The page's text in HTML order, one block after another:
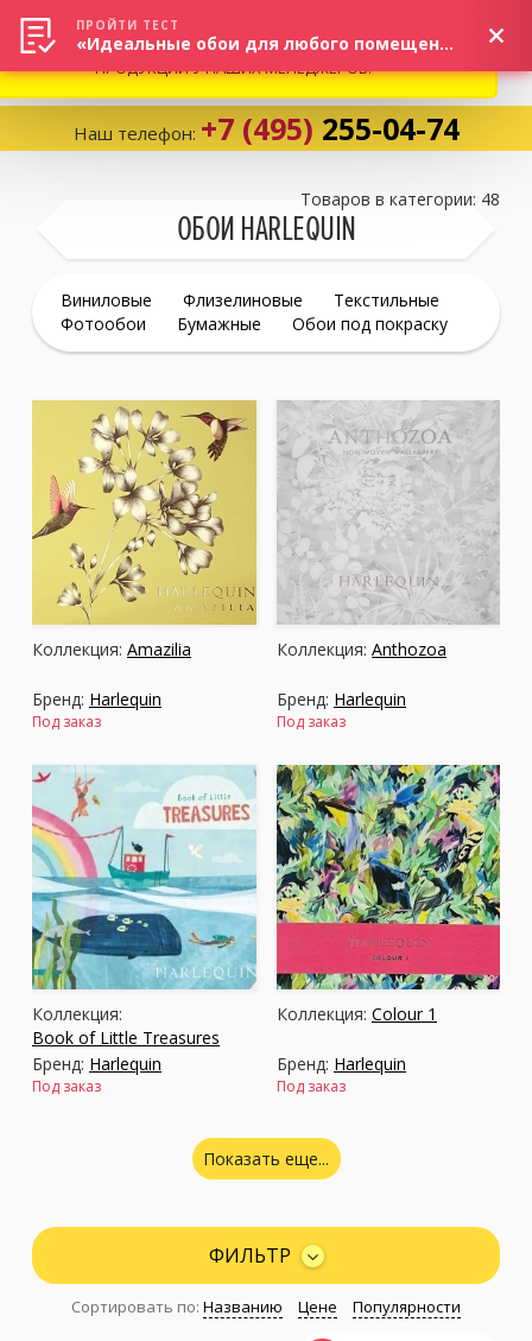
Избранное:0 товаров
Компания
Личный кабинет
Москва (сменить город)
Заказать обратный звонок
Наш телефон: +7 (495) 255-04-74
ОБОИ HARLEQUIN
Виниловые Флизелиновые
Текстильные
Фотообои
Бумажные Обои под покраску
Коллекция: Amazilia
Бренд: Harlequin
Под заказ
Коллекция: Anthozoa
Бренд: Harlequin
Под заказ
Коллекция:
Book of Little Treasures
Бренд: Harlequin
Под заказ
Коллекция: Colour 1
Бренд: Harlequin
Под заказ
Показать еще...
Товаров в категории: 48
ФИЛЬТР
Сортировать по: Названию Цене Популярности
ВНИМАНИЕ! В СВЯЗИ С СИТУАЦИЕЙ НА РЫНКЕ, ПРОСИМ
УТОЧНЯТЬ АКТУАЛЬНУЮ СТОИМОСТЬ И НАЛИЧИЕ
ПРОДУКЦИИ У НАШИХ МЕНЕДЖЕРОВ.
ПРОЙТИ ТЕСТ
«Идеальные обои для любого помещения!»